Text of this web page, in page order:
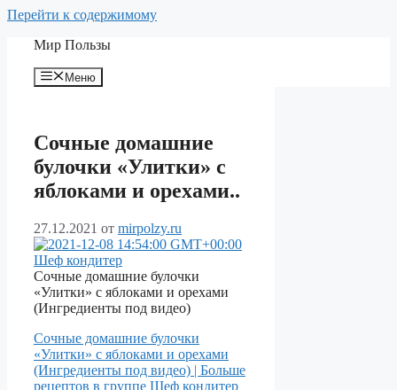
Перейти к содержимому
Мир Пользы
Меню
Сочные домашние
булочки «Улитки» с
яблоками и орехами..
27.12.2021 от mirpolzy.ru
Шеф кондитер
Сочные домашние булочки
«Улитки» с яблоками и орехами
(Ингредиенты под видео)
Сочные домашние булочки
«Улитки» с яблоками и орехами
(Ингредиенты под видео) | Больше
рецептов в группе Шеф кондитер